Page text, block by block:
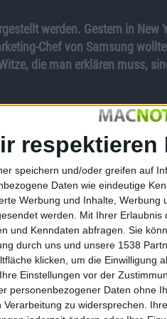
respektieren
speichern und/oder greifen auf
Daten wie eindeutige
Werbung und Inhalte,
werden.
Mit Ihrer Erlaubnis
und Kenndaten abfragen. Sie
durch uns und unsere 1538
klicken, um die Einwilligung
Einstellungen vor der
personenbezogener Daten ohne
Verarbeitung zu widersprechen.
werden. Gestern in New
Chef von Samsung
die man erklären muss,
in New York die Ehre,
vor, die aber im Publikum
das das Galaxy Note 7
Ein Klinkenausgang. Ich sage
Kopfhörerausgang
Bedenkzeit waren dann
Witz nicht an.
ein Super-AMOLED-